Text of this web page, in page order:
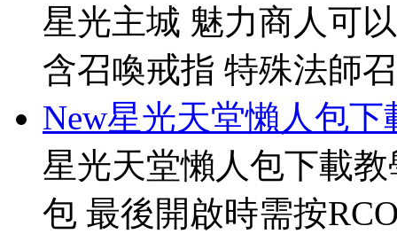
星光主城 魅力商人可
含召喚戒指 特殊法師
New星光天堂懶人包下
星光天堂懶人包下載
包 最後開啟時需按